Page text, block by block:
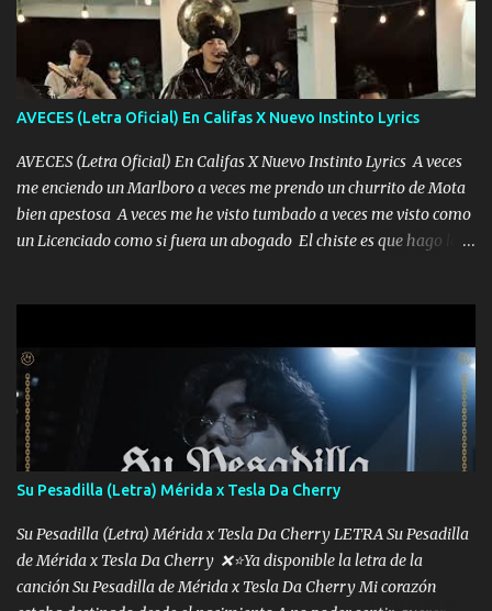
AVECES (Letra Oficial) En Califas X Nuevo Instinto Lyrics
AVECES (Letra Oficial) En Califas X Nuevo Instinto Lyrics A veces
me enciendo un Marlboro a veces me prendo un churrito de Mota
bien apestosa A veces me he visto tumbado a veces me visto como
un Licenciado como si fuera un abogado El chiste es que hago lo
corriente no quieren verte subir de level trucha mis plebes Música
A veces me pongo un sombrero a veces me ven la cachucha de lado
con la mirada siempre en alto A veces me fajó una super o a veces
me fajó una Glock siempre armado todas las generaciones yo
traigo El chiste es que hago lo que quiero pues así soy me mandó
yo tengo el control a todos yo les paro el dedo soy hocicon un
malcriado un malandrón Que Les importa no saben nada falsas
las risas las que me miran hay gente corriente no quieren ve...
Su Pesadilla (Letra) Mérida x Tesla Da Cherry
Su Pesadilla (Letra) Mérida x Tesla Da Cherry LETRA Su Pesadilla
de Mérida x Tesla Da Cherry ❌⭐Ya disponible la letra de la
canción Su Pesadilla de Mérida x Tesla Da Cherry Mi corazón